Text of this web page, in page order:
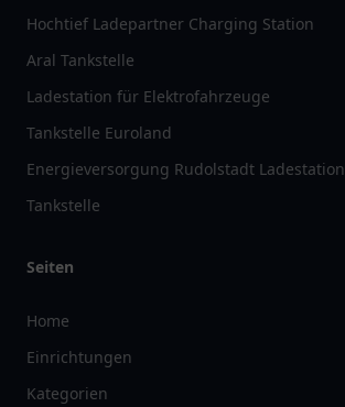
Hochtief Ladepartner Charging Station
Aral Tankstelle
Ladestation für Elektrofahrzeuge
Tankstelle Euroland
Energieversorgung Rudolstadt Ladestation
Tankstelle
Seiten
Home
Einrichtungen
Kategorien